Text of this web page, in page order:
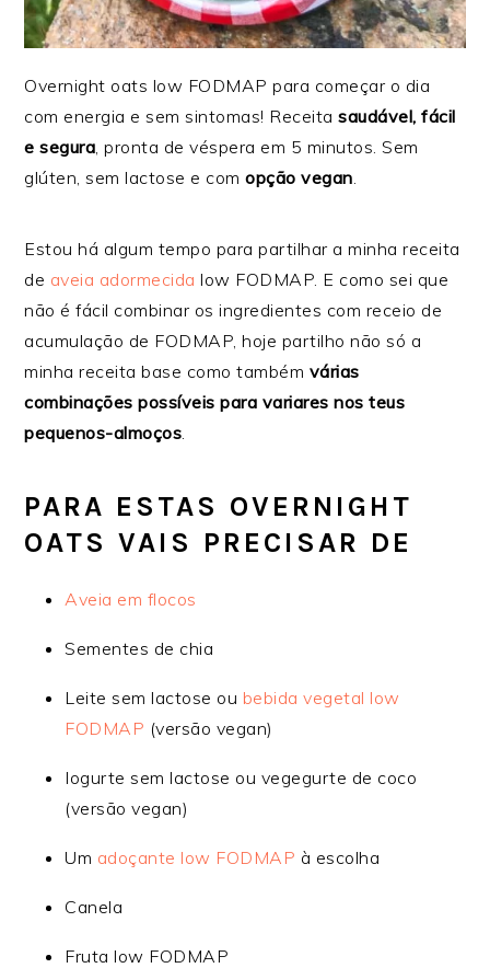
Overnight oats low FODMAP para começar o dia
com energia e sem sintomas! Receitasaudável, fácil
e segura , pronta de véspera em 5 minutos. Sem
glúten, sem lactose e comopção vegan
Estou há algum tempo para partilhar a minha receita
de aveia adormecida low FODMAP. E como sei que
não é fácil combinar os ingredientes com receio de
acumulação de FODMAP, hoje partilho não só a
minha receita base como também várias
combinações possíveis para variares nos teus
pequenos-almoços
PARA ESTAS OVERNIGHT
OATS VAIS PRECISAR DE
Aveia em flocos
Sementes de chia
Leite sem lactose ou bebida vegetal low
FODMAP (versão vegan)
Iogurte sem lactose ou vegegurte de coco
(versão vegan)
Um adoçante low FODMAP à escolha
Canela
Fruta low FODMAP